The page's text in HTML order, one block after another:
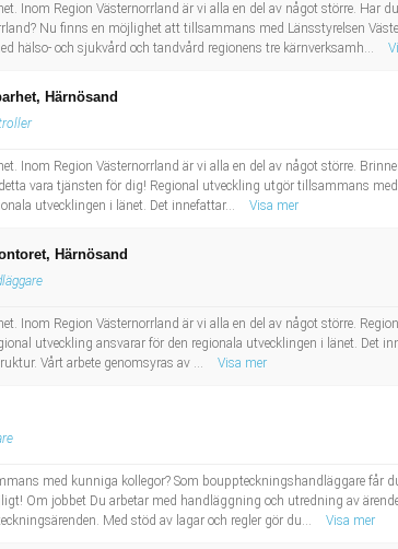
Inom Region Västernorrland är vi alla en del av något större. Har
Nu finns en möjlighet att tillsammans med Länsstyrelsen
hälso- och sjukvård och tandvård regionens tre kärnverksamh...
Härnösand
Inom Region Västernorrland är vi alla en del av något större.
vara tjänsten för dig! Regional utveckling utgör tillsammans
utvecklingen i länet. Det innefattar...
Visa mer
Härnösand
Inom Region Västernorrland är vi alla en del av något större.
utveckling ansvarar för den regionala utvecklingen i länet. Det
Vårt arbete genomsyras av ...
Visa mer
med kunniga kollegor? Som bouppteckningshandläggare får
Om jobbet Du arbetar med handläggning och utredning av
Med stöd av lagar och regler gör du...
Visa mer